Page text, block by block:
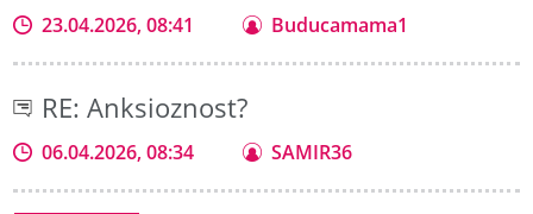
23.04.2026, 08:41 Buducamama1
RE: Anksioznost?
06.04.2026, 08:34 SAMIR36